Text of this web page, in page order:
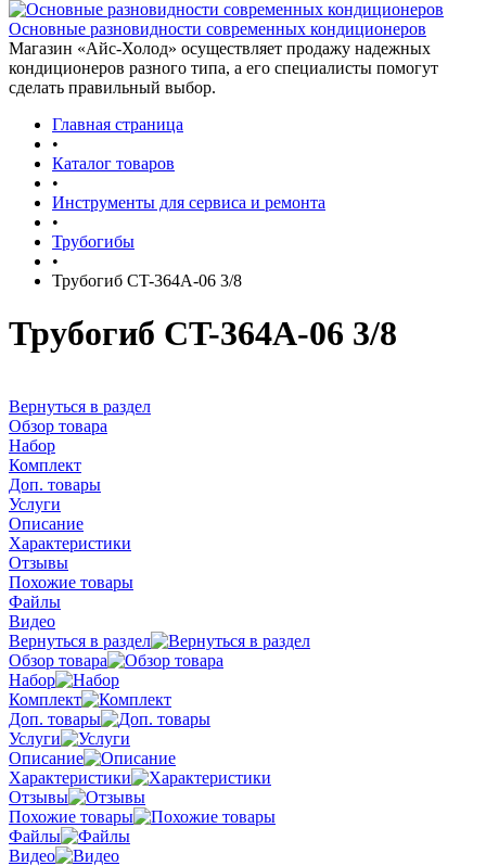
Основные разновидности современных кондиционеров
Магазин «Айс-Холод» осуществляет продажу надежных
кондиционеров разного типа, а его специалисты помогут
сделать правильный выбор.
Главная страница
•
Каталог товаров
•
Инструменты для сервиса и ремонта
•
Трубогибы
•
Трубогиб CT-364A-06 3/8
Трубогиб CT-364A-06 3/8
Вернуться в раздел
Обзор товара
Набор
Комплект
Доп. товары
Услуги
Описание
Характеристики
Отзывы
Похожие товары
Файлы
Видео
Вернуться в раздел
Обзор товара
Набор
Комплект
Доп. товары
Услуги
Описание
Характеристики
Отзывы
Похожие товары
Файлы
Видео